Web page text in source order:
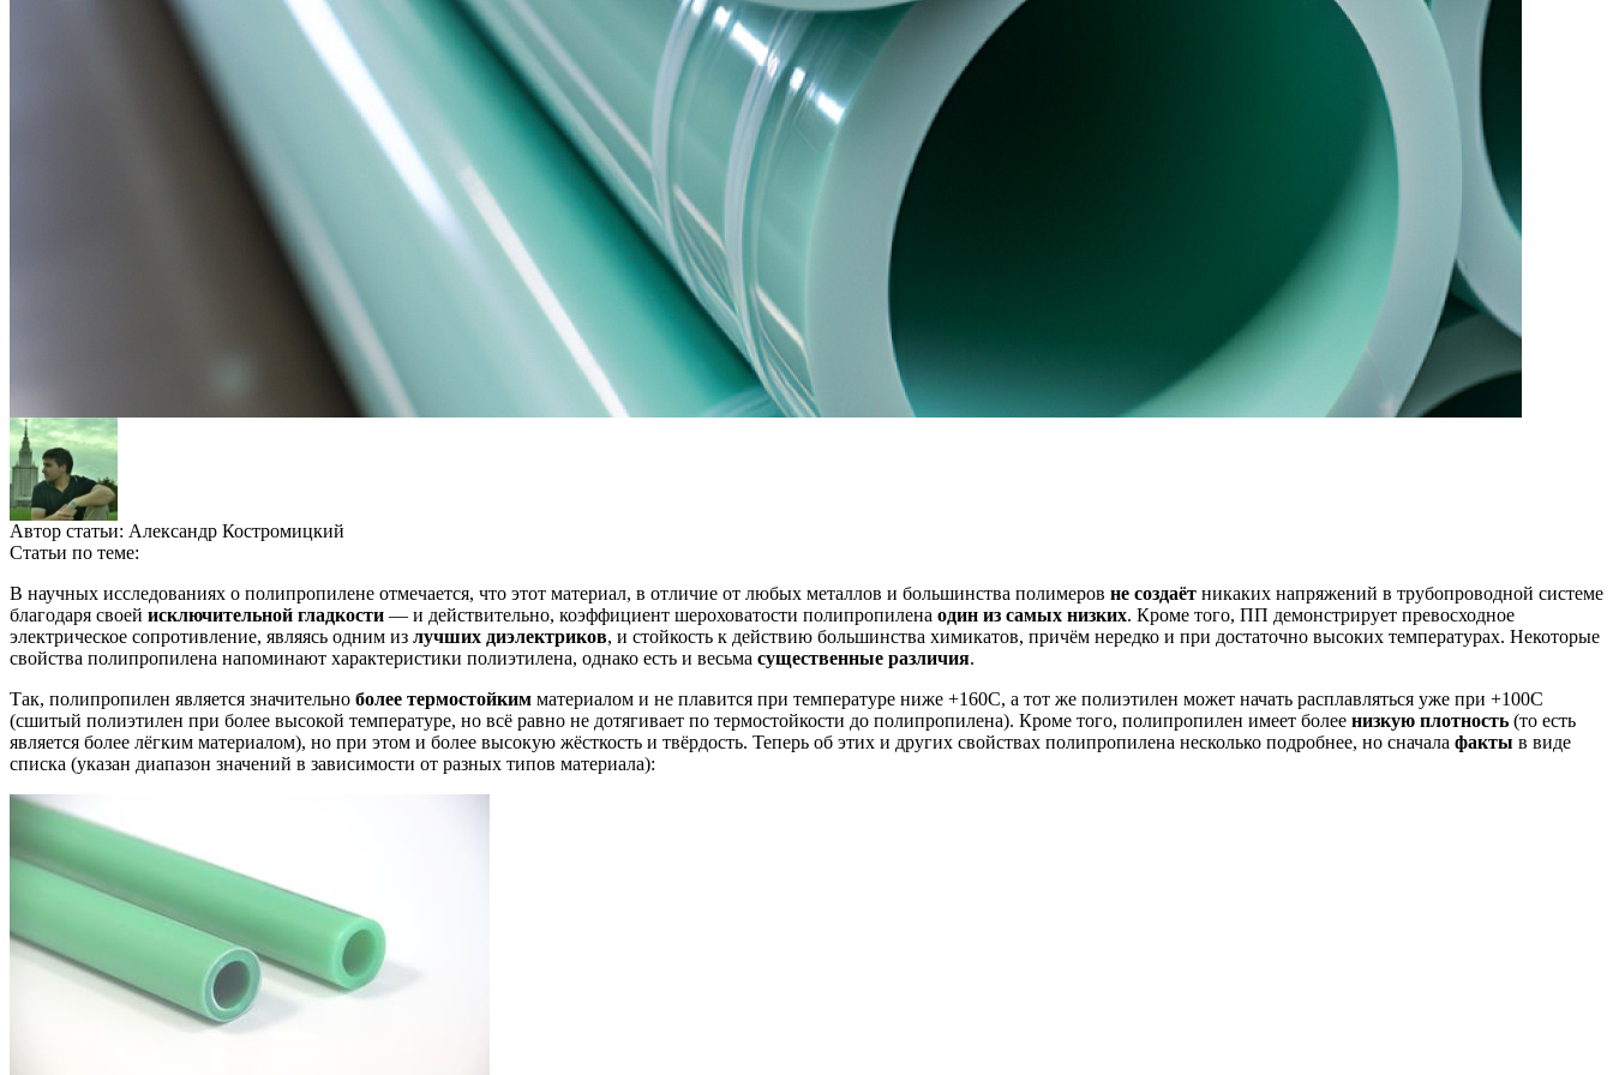
Автор статьи: Александр Костромицкий
Статьи по теме:
В научных исследованиях о полипропилене отмечается, что этот материал, в отличие от любых металлов и большинства полимеров не создаёт никаких напряжений в трубопроводной системе
благодаря своей исключительной гладкости — и действительно, коэффициент шероховатости полипропилена один из самых низких. Кроме того, ПП демонстрирует превосходное
электрическое сопротивление, являясь одним из лучших диэлектриков, и стойкость к действию большинства химикатов, причём нередко и при достаточно высоких температурах. Некоторые
свойства полипропилена напоминают характеристики полиэтилена, однако есть и весьма существенные различия.
Так, полипропилен является значительно более термостойким материалом и не плавится при температуре ниже +160С, а тот же полиэтилен может начать расплавляться уже при +100С
(сшитый полиэтилен при более высокой температуре, но всё равно не дотягивает по термостойкости до полипропилена). Кроме того, полипропилен имеет более низкую плотность (то есть
является более лёгким материалом), но при этом и более высокую жёсткость и твёрдость. Теперь об этих и других свойствах полипропилена несколько подробнее, но сначала факты в виде
списка (указан диапазон значений в зависимости от разных типов материала):